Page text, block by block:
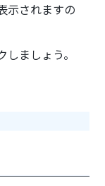
示されますの
ましょう。